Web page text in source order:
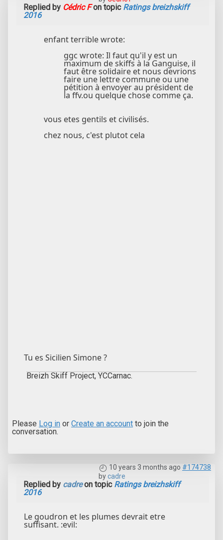
Replied by Cédric Fon topic Ratings breizhskiff
2016
enfant terrible wrote:
ggc wrote: Il faut qu'il y est un
maximum de skiffs à la Ganguise, il
faut être solidaire et nous devrions
faire une lettre commune ou une
pétition à envoyer au président de
la ffv.ou quelque chose comme ça.
vous etes gentils et civilisés.
chez nous, c'est plutot cela
Tu es Sicilien Simone ?
Breizh Skiff Project, YCCarnac.
Please Log in or Create an account to join the
conversation.
10 years 3 months ago #174738
bycadre
Replied by cadreon topic Ratings breizhskiff
2016
Le goudron et les plumes devrait etre
suffisant. :evil: